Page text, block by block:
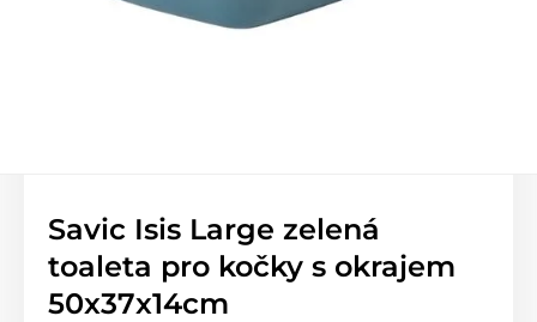
Savic Isis Large zelená
toaleta pro kočky s okrajem
50x37x14cm